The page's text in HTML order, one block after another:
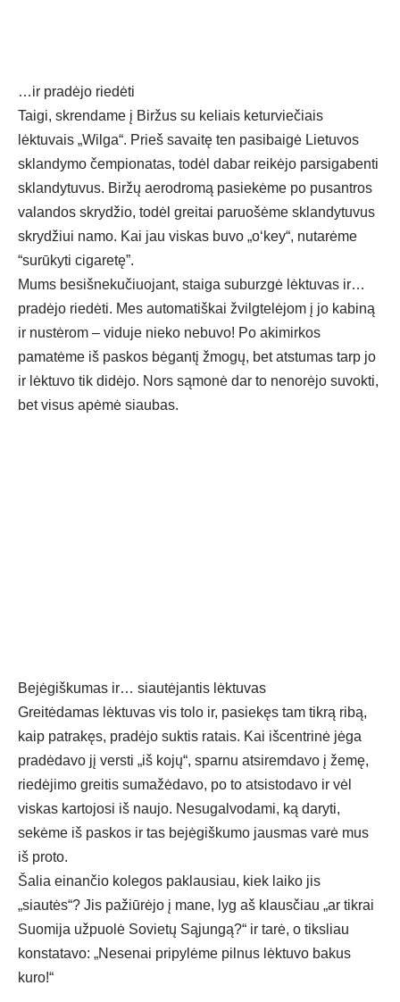
…ir pradėjo riedėti
Taigi, skrendame į Biržus su keliais keturviečiais
lėktuvais „Wilga“. Prieš savaitę ten pasibaigė Lietuvos
sklandymo čempionatas, todėl dabar reikėjo parsigabenti
sklandytuvus. Biržų aerodromą pasiekėme po pusantros
valandos skrydžio, todėl greitai paruošėme sklandytuvus
skrydžiui namo. Kai jau viskas buvo „o‘key“, nutarėme
“surūkyti cigaretę”.
Mums besišnekučiuojant, staiga suburzgė lėktuvas ir…
pradėjo riedėti. Mes automatiškai žvilgtelėjom į jo kabiną
ir nustėrom – viduje nieko nebuvo! Po akimirkos
pamatėme iš paskos bėgantį žmogų, bet atstumas tarp jo
ir lėktuvo tik didėjo. Nors sąmonė dar to nenorėjo suvokti,
bet visus apėmė siaubas.
Bejėgiškumas ir… siautėjantis lėktuvas
Greitėdamas lėktuvas vis tolo ir, pasiekęs tam tikrą ribą,
kaip patrakęs, pradėjo suktis ratais. Kai išcentrinė jėga
pradėdavo jį versti „iš kojų“, sparnu atsiremdavo į žemę,
riedėjimo greitis sumažėdavo, po to atsistodavo ir vėl
viskas kartojosi iš naujo. Nesugalvodami, ką daryti,
sekėme iš paskos ir tas bejėgiškumo jausmas varė mus
iš proto.
Šalia einančio kolegos paklausiau, kiek laiko jis
„siautės“? Jis pažiūrėjo į mane, lyg aš klausčiau „ar tikrai
Suomija užpuolė Sovietų Sąjungą?“ ir tarė, o tiksliau
konstatavo: „Nesenai pripylėme pilnus lėktuvo bakus
kuro!“